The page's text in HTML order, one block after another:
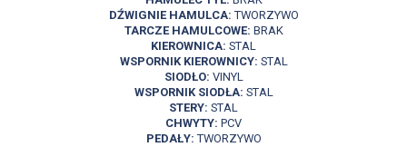
DŹWIGNIE HAMULCA: TWORZYWO
TARCZE HAMULCOWE: BRAK
KIEROWNICA: STAL
WSPORNIK KIEROWNICY: STAL
SIODŁO: VINYL
WSPORNIK SIODŁA: STAL
STERY: STAL
CHWYTY: PCV
PEDAŁY: TWORZYWO